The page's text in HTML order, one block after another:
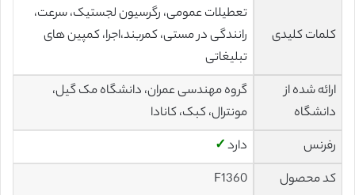
کلمات کلیدی
تعطیلات عمومی، رگرسیون لجستیک، سرعت،
رانندگی در مستی، کمربند،اجرا، کمپین های
تبلیغاتی
ارائه شده از
دانشگاه
گروه مهندسی عمران، دانشگاه مک گیل،
مونترال، کبک، کانادا
رفرنس
دارد✓
کد محصول
F1360